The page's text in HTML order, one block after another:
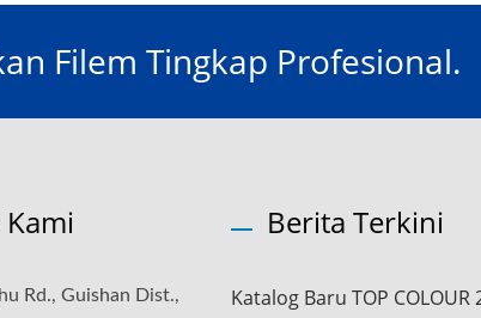
Filem Tingkap Profesional.
Rd., Guishan Dist.,
Berita Terkini
Katalog Baru TOP COLOUR